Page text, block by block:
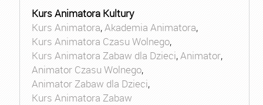
Kurs Animatora Kultury
Kurs Animatora,Akademia Animatora,
Kurs Animatora Czasu Wolnego,
Kurs Animatora Zabaw dla Dzieci,Animator,
Animator Czasu Wolnego,
Animator Zabaw dla Dzieci,
Kurs Animatora Zabaw